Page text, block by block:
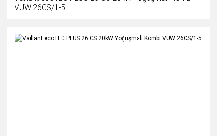
VUW 26CS/1-5